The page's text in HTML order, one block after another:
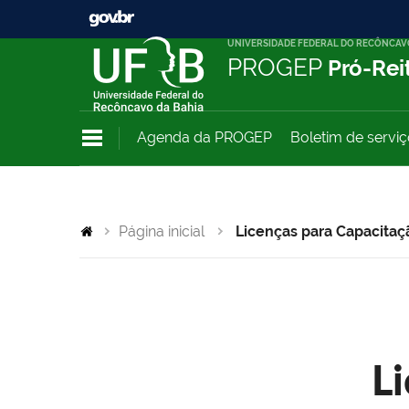
UNIVERSIDADE FEDERAL DO
PROGEP Pró-
Agenda da PROGEP Boletim de
Página inicial Licenças para